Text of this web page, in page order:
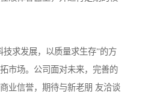
技求发展，以质量求生存”的方
市场。公司面对未来，完善的
业信誉，期待与新老朋 友洽谈